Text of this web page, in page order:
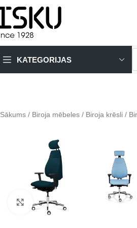
KATEGORIJAS
Sākums Biroja mēbeles Biroja krēsli
Click to enlarge